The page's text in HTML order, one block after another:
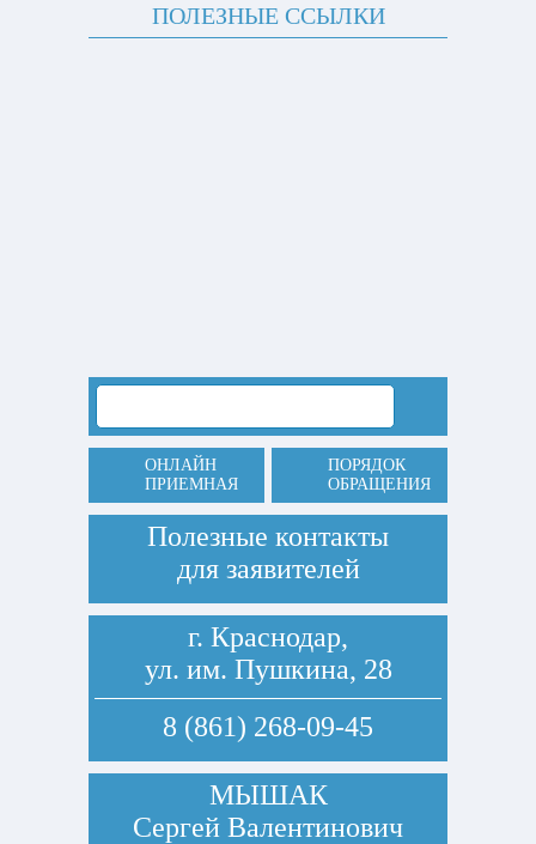
ПОЛЕЗНЫЕ ССЫЛКИ
ОНЛАЙН
ПРИЕМНАЯ
ПОРЯДОК
ОБРАЩЕНИЯ
Полезные контакты
для заявителей
г. Краснодар,
ул. им. Пушкина, 28
8 (861) 268-09-45
МЫШАК
Сергей Валентинович